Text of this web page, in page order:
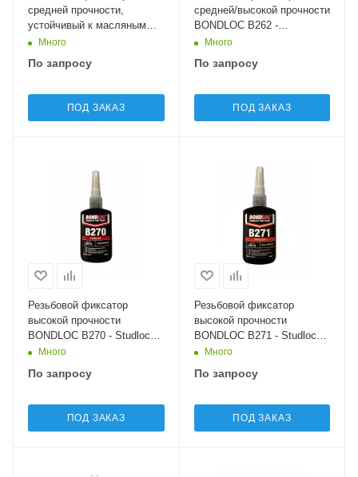
средней прочности,
устойчивый к масляным
загрязнениям BONDLOC
(Blue)
Много
По запросу
ПОД ЗАКАЗ
средней/высокой прочности
BONDLOC B262 -
Threadlocker (Red)
Много
По запросу
ПОД ЗАКАЗ
Резьбовой фиксатор
высокой прочности
BONDLOC B270 - Studlock
(Green)
Много
По запросу
ПОД ЗАКАЗ
Резьбовой фиксатор
высокой прочности
BONDLOC B271 - Studlock
(Red)Много
По запросу
ПОД ЗАКАЗ